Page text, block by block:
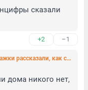
сказали
+2 –1
Проверяли даже шкафы. Жители многоэтажки рассказали, как силовики искали подозреваемую во взрыве
дома никого нет,